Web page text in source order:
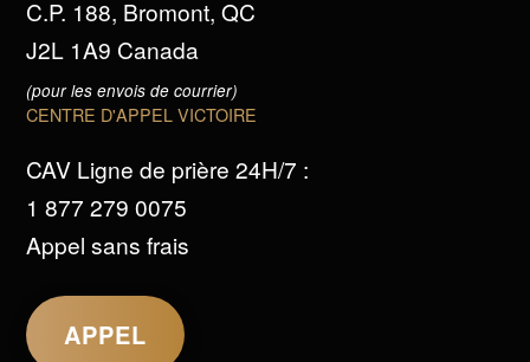
C.P. 188, Bromont, QC
J2L 1A9 Canada
(pour les envois de courrier)
CENTRE D'APPEL VICTOIRE
CAV Ligne de prière 24H/7 :
1 877 279 0075
Appel sans frais
APPEL